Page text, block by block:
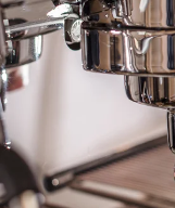
France
FR
Česko
CS
EN
Nederland
NL
Slovensko
SK